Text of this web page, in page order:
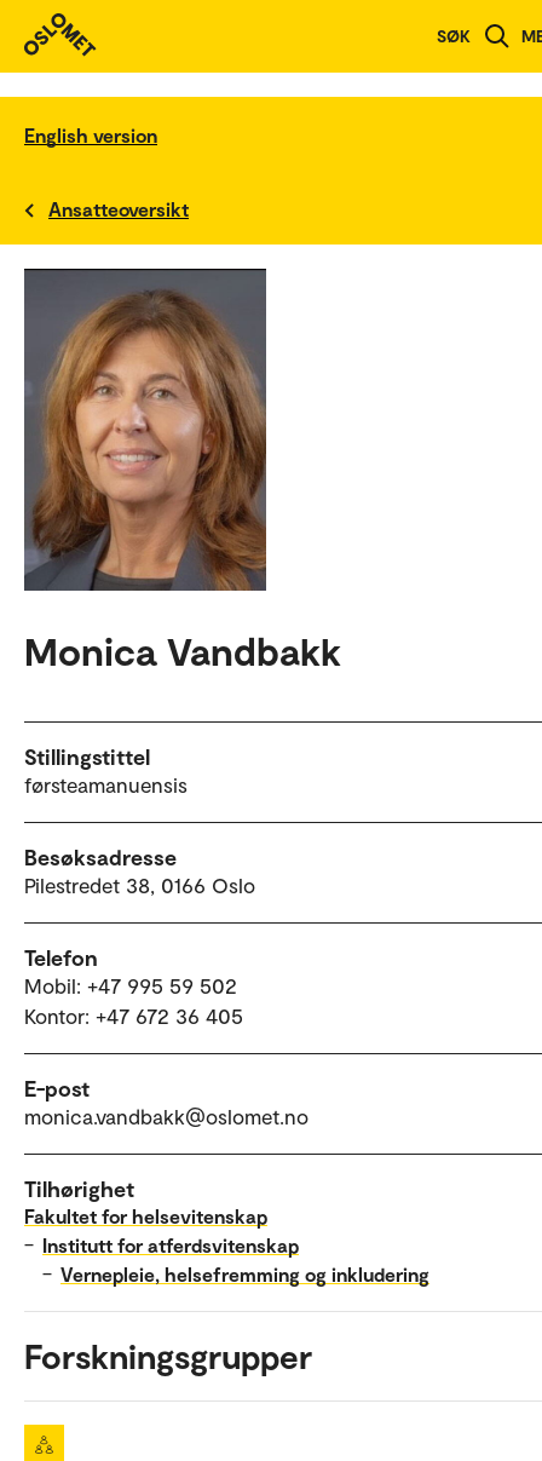
SØK
English version
Ansatteoversikt
Monica Vandbakk
Stillingstittel
førsteamanuensis
Besøksadresse
Pilestredet 38, 0166 Oslo
Telefon
Mobil: +47 995 59 502
Kontor: +47 672 36 405
E-post
monica.vandbakk@oslomet.no
Tilhørighet
Fakultet for helsevitenskap
– Institutt for atferdsvitenskap
– Vernepleie, helsefremming og inkludering
Forskningsgrupper